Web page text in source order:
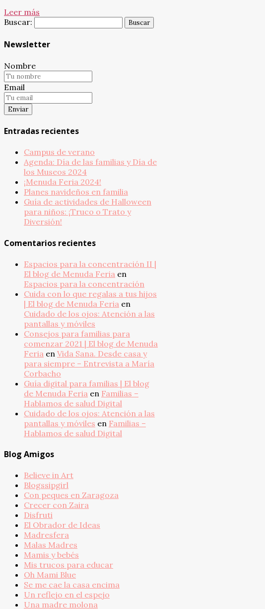
Leer más
Buscar:
Newsletter
Nombre
Email
Entradas recientes
Campus de verano
Agenda: Día de las familias y Día de
los Museos 2024
¡Menuda Feria 2024!
Planes navideños en familia
Guía de actividades de Halloween
para niños: ¡Truco o Trato y
Diversión!
Comentarios recientes
Espacios para la concentración II |
El blog de Menuda Feria en
Espacios para la concentración
Cuida con lo que regalas a tus hijos
| El blog de Menuda Feria en
Cuidado de los ojos: Atención a las
pantallas y móviles
Consejos para familias para
comenzar 2021 | El blog de Menuda
Feria en Vida Sana. Desde casa y
para siempre – Entrevista a María
Corbacho
Guía digital para familias | El blog
de Menuda Feria en Familias –
Hablamos de salud Digital
Cuidado de los ojos: Atención a las
pantallas y móviles en Familias –
Hablamos de salud Digital
Blog Amigos
Believe in Art
Blogssipgirl
Con peques en Zaragoza
Crecer con Zaira
Disfruti
El Obrador de Ideas
Madresfera
Malas Madres
Mamis y bebés
Mis trucos para educar
Oh Mami Blue
Se me cae la casa encima
Un reflejo en el espejo
Una madre molona